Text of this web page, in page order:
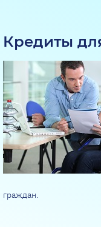
Кредиты
граждан.